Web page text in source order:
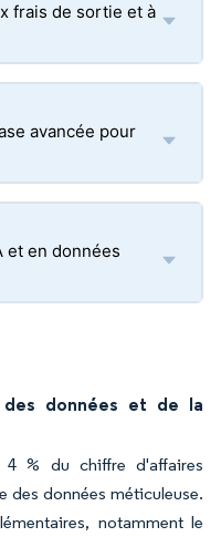
frais de sortie et à
avancée pour
et en données
données et de la
4 % du chiffre d'affaires
des données méticuleuse.
notamment le